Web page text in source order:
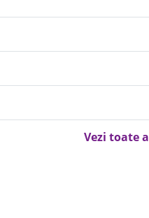
Vezi toate